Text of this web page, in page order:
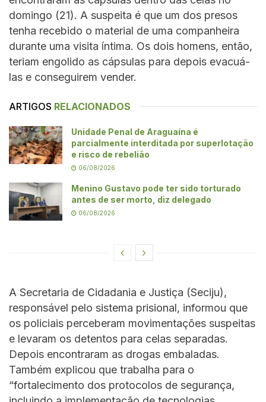
domingo (21). A suspeita é que um dos presos
tenha recebido o material de uma companheira
durante uma visita íntima. Os dois homens, então,
teriam engolido as cápsulas para depois evacuá-
las e conseguirem vender.
ARTIGOS RELACIONADOS
Unidade Penal de Araguaína é
parcialmente interditada por superlotação
e risco de rebelião
06/08/2026
Menino Gustavo pode ter sido torturado
antes de ser morto, diz delegado
06/08/2026
A Secretaria de Cidadania e Justiça (Seciju),
responsável pelo sistema prisional, informou que
os policiais perceberam movimentações suspeitas
e levaram os detentos para celas separadas.
Depois encontraram as drogas embaladas.
Também explicou que trabalha para o
“fortalecimento dos protocolos de segurança,